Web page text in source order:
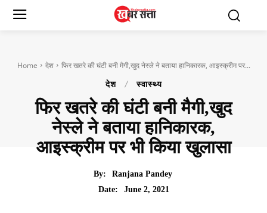
Home देश फिर खतरे की घंटी बनी मैगी,खुद नेस्ले ने बताया हानिकारक, आइस्क्रीम पर...
देश स्वास्थ्य
फिर खतरे की घंटी बनी मैगी,खुद
नेस्ले ने बताया हानिकारक,
आइस्क्रीम पर भी किया खुलासा
By:
Ranjana Pandey
Date:
June 2, 2021